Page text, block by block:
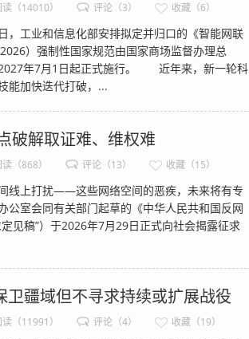
读（14010） 评论（3） 收藏（6）
工业和信息化部安排拟定并归口的《智能网联
）强制性国家规范由国家商场监督办理总
年7月1日起正式施行。 近年来，新一轮科
能加快迭代打破，...
破解取证难、维权难
（868） 评论（13） 收藏（15）
上打扰——这些网络空间的恶疾，未来将有专
公室会同有关部门起草的《中华人民共和国反网
见稿”）于2026年7月29日正式向社会揭露征求
卫疆域但不寻求持续或扩展战役
读（11991） 评论（4） 收藏（19）